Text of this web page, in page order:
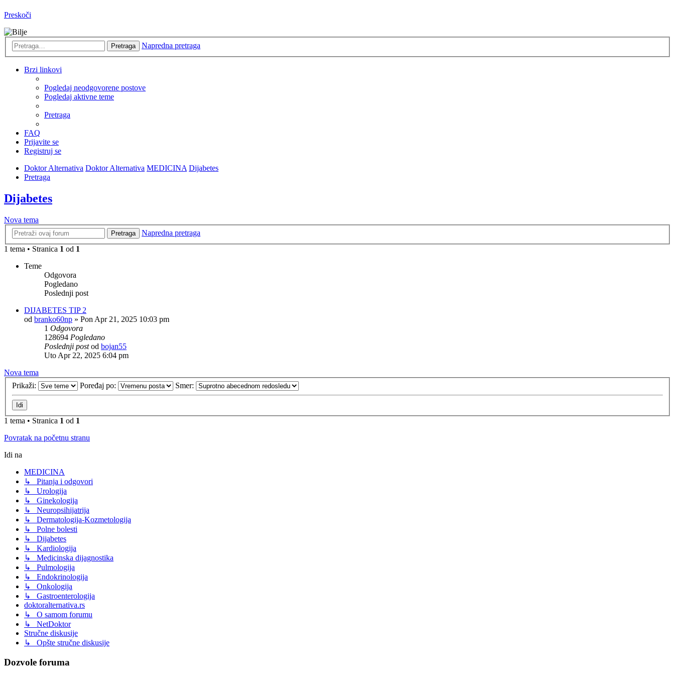
Preskoči
Pretraga Napredna pretraga
Brzi linkovi
Pogledaj neodgovorene postove
Pogledaj aktivne teme
Pretraga
FAQ
Prijavite se
Registruj se
Doktor Alternativa Doktor Alternativa MEDICINA Dijabetes
Pretraga
Dijabetes
Nova tema
Pretraga
Napredna pretraga
1 tema • Stranica 1 od 1
Teme
Odgovora
Pogledano
Poslednji post
DIJABETES TIP 2
od branko60np » Pon Apr 21, 2025 10:03 pm
1 Odgovora
128694 Pogledano
Poslednji postod bojan55
Uto Apr 22, 2025 6:04 pm
Nova tema
Prikaži:
Poređaj po: Smer:
1 tema • Stranica 1 od 1
Povratak na početnu stranu
Idi na
MEDICINA
↳ Pitanja i odgovori
↳ Urologija
↳ Ginekologija
↳ Neuropsihijatrija
↳ Dermatologija-Kozmetologija
↳ Polne bolesti
↳ Dijabetes
↳ Kardiologija
↳ Medicinska dijagnostika
↳ Pulmologija
↳ Endokrinologija
↳ Onkologija
↳ Gastroenterologija
doktoralternativa.rs
↳ O samom forumu
↳ NetDoktor
Stručne diskusije
↳ Opšte stručne diskusije
Dozvole foruma